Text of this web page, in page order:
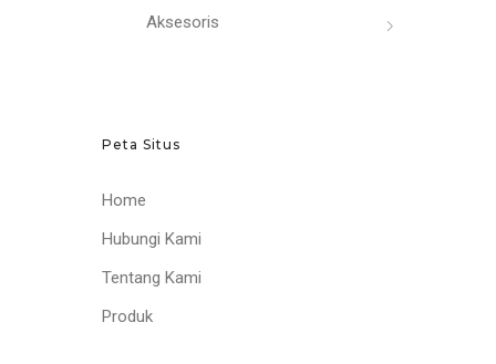
Aksesoris
Peta Situs
Home
Hubungi Kami
Tentang Kami
Produk